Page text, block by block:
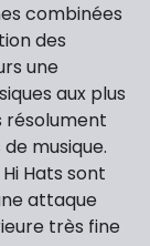
combinées
des
une
aux plus
résolument
musique.
Hats sont
attaque
très fine